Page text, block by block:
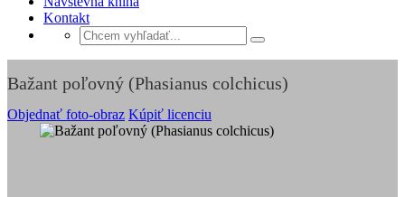
Kontakt
Bažant poľovný (Phasianus colchicus)
Objednať foto-obraz Kúpiť licenciu